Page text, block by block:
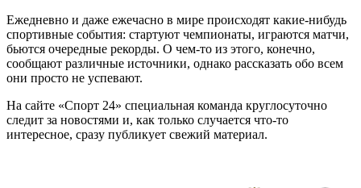
Ежедневно и даже ежечасно в мире происходят какие-нибудь
спортивные события: стартуют чемпионаты, играются матчи,
бьются очередные рекорды. О чем-то из этого, конечно,
сообщают различные источники, однако рассказать обо всем
они просто не успевают.
На сайте «Спорт 24» специальная команда круглосуточно
следит за новостями и, как только случается что-то
интересное, сразу публикует свежий материал.